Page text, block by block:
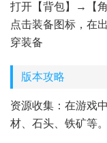
打开【背包】→【
点击装备图标，在
穿装备
版本攻略
资源收集：在游戏
材、石头、铁矿等